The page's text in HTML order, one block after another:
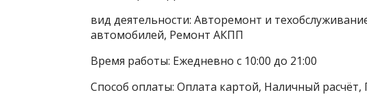
вид деятельности: Авторемонт и
автомобилей, Ремонт АКПП
Время работы: Ежедневно с 10:00 до 21:00
Способ оплаты: Оплата картой, Наличный расчёт,